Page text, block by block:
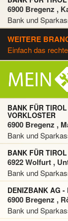
6900 Bregenz ,
Bank und
WEITERE
Einfach das
BANK FÜR
VORKLOSTER
6900 Bregenz ,
Bank und
BANK FÜR
6922 Wolfurt ,
Bank und
DENIZBANK AG -
6900 Bregenz ,
Bank und